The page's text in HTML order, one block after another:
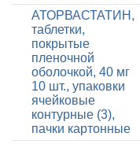
АТОРВАСТАТИН,
таблетки,
покрытые
пленочной
оболочкой, 40 мг
10 шт., упаковки
ячейковые
контурные (3),
пачки картонные